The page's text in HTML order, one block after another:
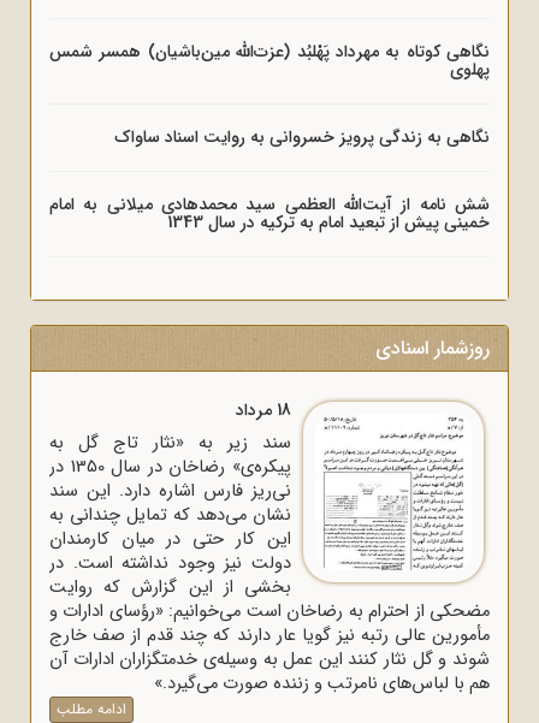
نگاهی کوتاه به مهرداد پَهْلبُد (عزت‌الله مین‌باشیان) همسر شمس
پهلوی
نگاهی به زندگی پرویز خسروانی به روایت اسناد ساواک
شش نامه از آیت‌الله العظمی سید محمدهادی میلانی به امام
خمینی پیش از تبعید امام به ترکیه در سال 1343
روزشمار اسنادی
18 مرداد
سند زیر به «نثار تاج گل به
پیکره‌ی» رضاخان در سال 1350 در
نی‌ریز فارس اشاره دارد. این سند
نشان می‌دهد که تمایل چندانی به
این کار حتی در میان کارمندان
دولت نیز وجود نداشته است. در
بخشی از این گزارش که روایت
مضحکی از احترام به رضاخان است می‌خوانیم: «رؤسای ادارات و
مأمورین عالی رتبه نیز گویا عار دارند که چند قدم از صف خارج
شوند و گل نثار کنند این عمل به وسیله‌ی خدمتگزاران ادارات آن
هم با لباس‌های نامرتب و زننده صورت می‌گیرد.»
ادامه مطلب